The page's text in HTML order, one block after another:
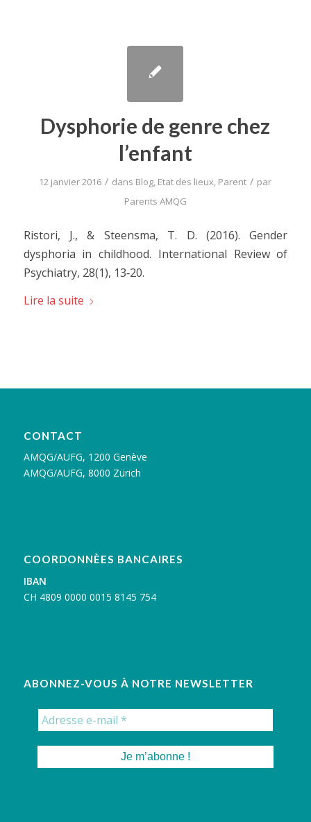
Dysphorie de genre chez
l’enfant
12 janvier 2016 / dans Blog, Etat des lieux, Parent / par
Parents AMQG
Ristori, J., & Steensma, T. D. (2016). Gender
dysphoria in childhood. International Review of
Psychiatry, 28(1), 13‑20.
Lire la suite
CONTACT
AMQG/AUFG, 1200 Genève
AMQG/AUFG, 8000 Zürich
COORDONNÈES BANCAIRES
IBAN
CH 4809 0000 0015 8145 754
ABONNEZ-VOUS À NOTRE NEWSLETTER